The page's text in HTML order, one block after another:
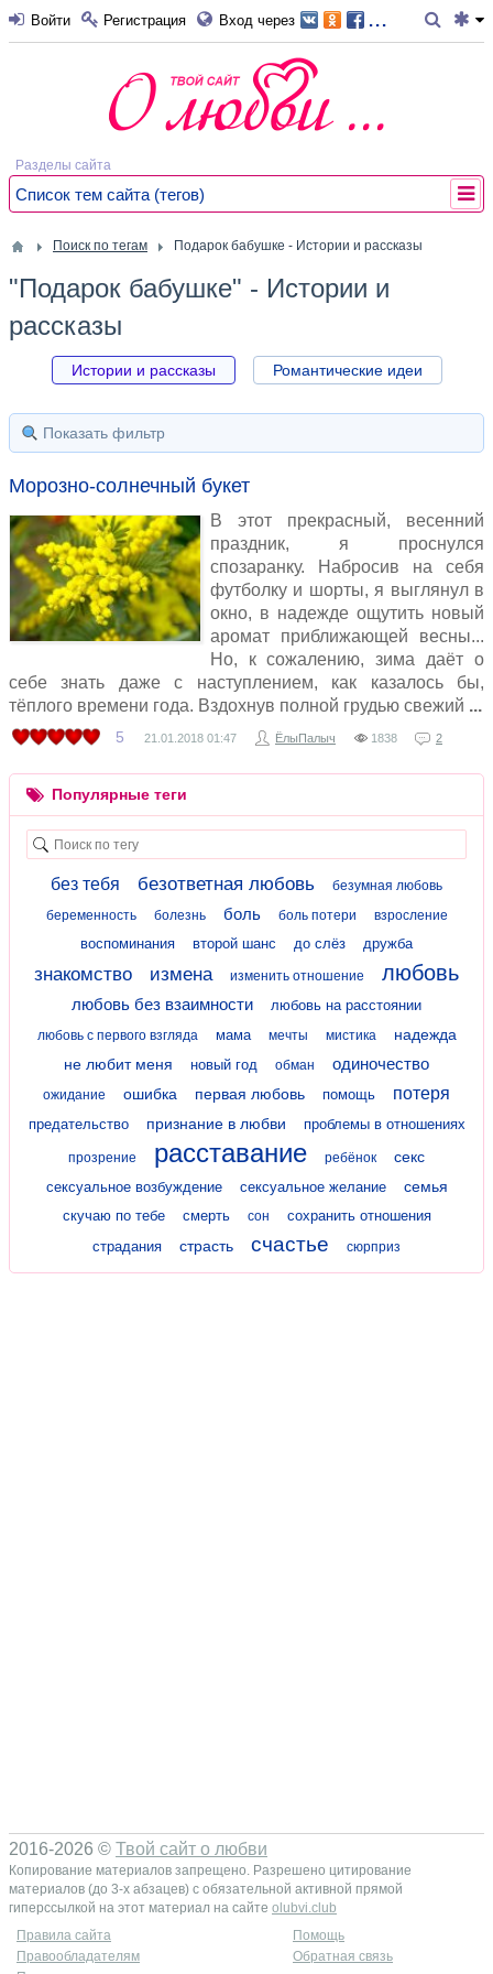
Войти Регистрация Вход через ...
Разделы сайта
Список тем сайта (тегов)
Поиск по тегам Подарок бабушке - Истории и рассказы
"Подарок бабушке" - Истории и
рассказы
Истории и рассказы Романтические идеи
Показать фильтр
Морозно-солнечный букет
В этот прекрасный, весенний
праздник, я проснулся
спозаранку. Набросив на себя
футболку и шорты, я выглянул в
окно, в надежде ощутить новый
аромат приближающей весны...
Но, к сожалению, зима даёт о
себе знать даже с наступлением, как казалось бы,
тёплого времени года. Вздохнув полной грудью свежий
5 21.01.2018 01:47 ЁлыПалыч 1838 2
Популярные теги
без тебя безответная любовь
безумная любовь
беременность
болезнь боль боль потери взросление
воспоминания второй шанс до слёз дружба
знакомство измена изменить отношение любовь
любовь без взаимности любовь на расстоянии
любовь с первого взгляда мама мечты мистика
надежда
не любит меня
новый год обман одиночество
ожидание ошибка первая любовь помощь потеря
предательство признание в любви проблемы в отношениях
прозрение расставание ребёнок секс
сексуальное возбуждение сексуальное желание семья
скучаю по тебе смерть сон
сохранить отношения
страдания
страсть счастье сюрприз
2016-2026 © Твой сайт о любви
Копирование материалов запрещено. Разрешено цитирование
материалов (до 3-х абзацев) с обязательной активной прямой
гиперссылкой на этот материал на сайте olubvi.club
Правила сайта
Помощь
Правообладателям
Обратная связь